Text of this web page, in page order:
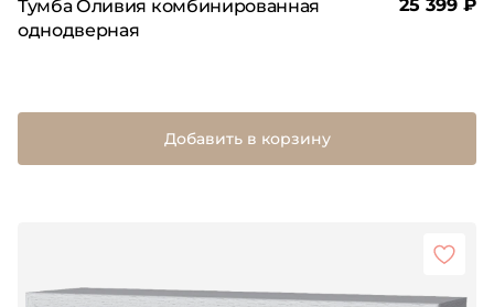
Тумба Оливия комбинированная
однодверная
25 399 ₽
Добавить в корзину